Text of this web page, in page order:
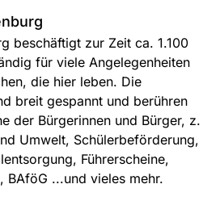
beschäftigt zur Zeit ca. 1.100
für viele Angelegenheiten
die hier leben. Die
breit gespannt und berühren
der Bürgerinnen und Bürger, z.
Umwelt, Schülerbeförderung,
Führerscheine,
BAföG ...und vieles mehr.